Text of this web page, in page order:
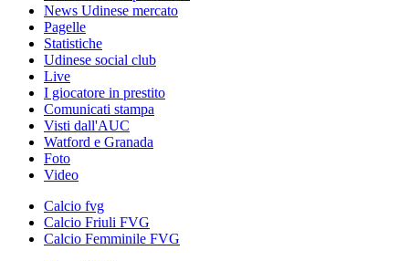
News Udinese mercato
Pagelle
Statistiche
Udinese social club
Live
I giocatore in prestito
Comunicati stampa
Visti dall'AUC
Watford e Granada
Foto
Video
Calcio fvg
Calcio Friuli FVG
Calcio Femminile FVG